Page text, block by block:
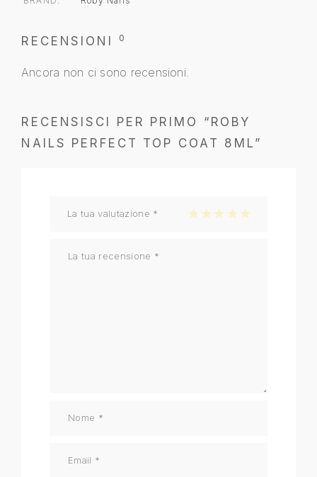
RECENSIONI 0
Ancora non ci sono recensioni.
RECENSISCI PER PRIMO “ROBY
NAILS PERFECT TOP COAT 8ML”
La tua valutazione * 1 stella su 5
2 stelle su 5
3 stelle su 5
4 stelle su 5